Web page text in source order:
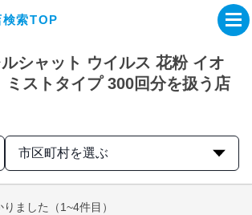
検索TOP
サイト
ショップ
シャット ウイルス 花粉 イオ
ミストタイプ 300回分を扱う店
市区町村を選ぶ
りました （1~4件目）